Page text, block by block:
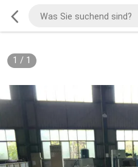
1 / 1